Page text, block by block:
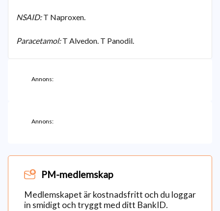
NSAID:T Naproxen.
Paracetamol:T Alvedon. T Panodil.
Annons:
Annons:
PM-medlemskap
Medlemskapet är kostnadsfritt och du loggar
in smidigt och tryggt med ditt BankID.